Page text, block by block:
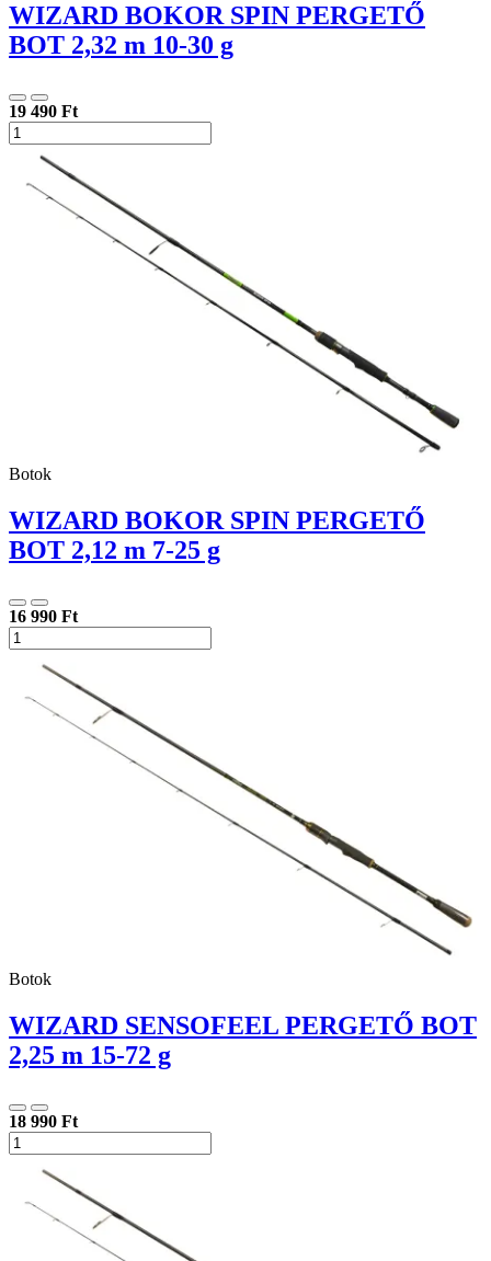
WIZARD BOKOR SPIN PERGETŐ
BOT 2,32 m 10-30 g
19 490 Ft
Botok
WIZARD BOKOR SPIN PERGETŐ
BOT 2,12 m 7-25 g
16 990 Ft
Botok
WIZARD SENSOFEEL PERGETŐ BOT
2,25 m 15-72 g
18 990 Ft